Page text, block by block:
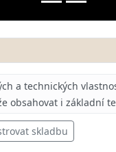
a technických
obsahovat i základní
skladbu